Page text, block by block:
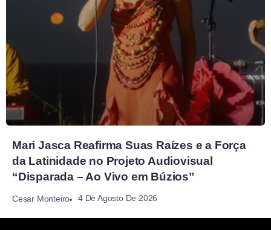
Mari Jasca Reafirma Suas Raízes e a Força
da Latinidade no Projeto Audiovisual
“Disparada – Ao Vivo em Búzios”
Cesar Monteiro 4 De Agosto De 2026